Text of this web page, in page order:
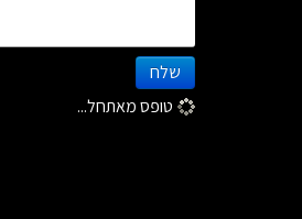
שלח
טופס מאתחל...